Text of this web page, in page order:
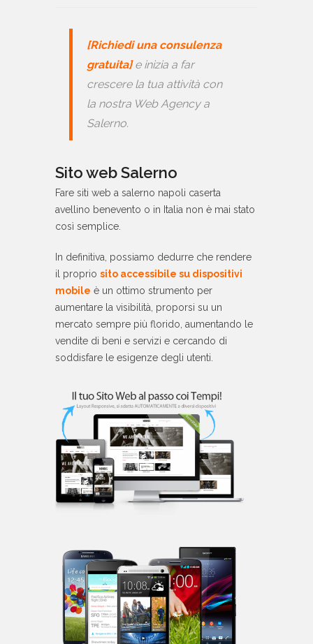
[Richiedi una consulenza
gratuita]e inizia a far
crescere la tua attività con
la nostra Web Agency a
Salerno.
Sito web Salerno
Fare siti web a salerno napoli caserta
avellino benevento o in Italia non è mai stato
così semplice.
In definitiva, possiamo dedurre che rendere
il proprio sito accessibile su dispositivi
mobile è un ottimo strumento per
aumentare la visibilità, proporsi su un
mercato sempre più florido, aumentando le
vendite di beni e servizi e cercando di
soddisfare le esigenze degli utenti.